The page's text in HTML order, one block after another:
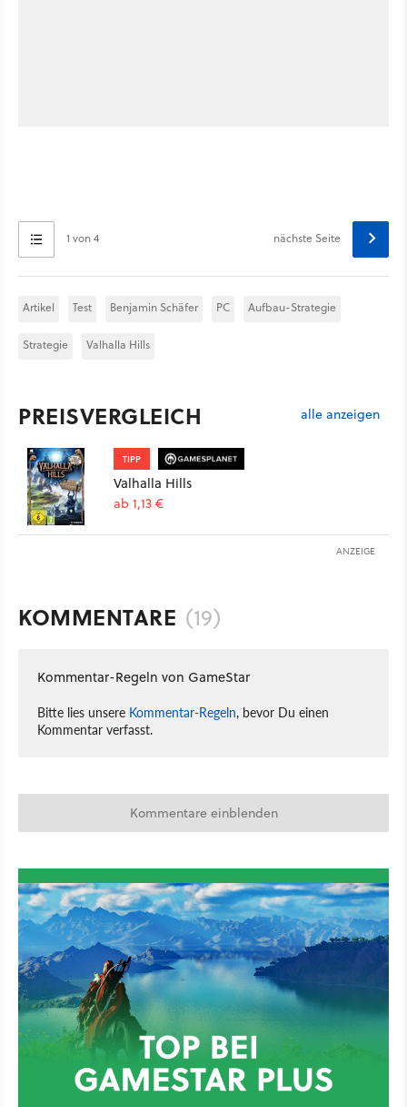
1 von 4 nächste Seite
Artikel Test Benjamin Schäfer PC Aufbau-Strategie
Strategie Valhalla Hills
PREISVERGLEICH alle anzeigen
TIPP
Valhalla Hills
ab 1,13 €
ANZEIGE
KOMMENTARE (19)
Kommentar-Regeln von GameStar
Bitte lies unsere Kommentar-Regeln, bevor Du einen
Kommentar verfasst.
Kommentare einblenden